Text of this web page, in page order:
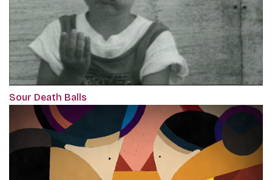
Sour Death Balls